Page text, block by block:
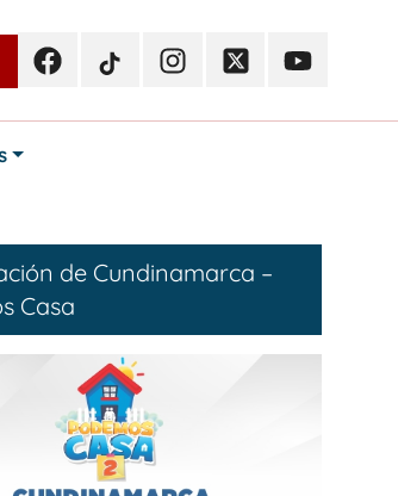
FacebookTikTokInstagramTwitterYoutube
de Cundinamarca –
Casa